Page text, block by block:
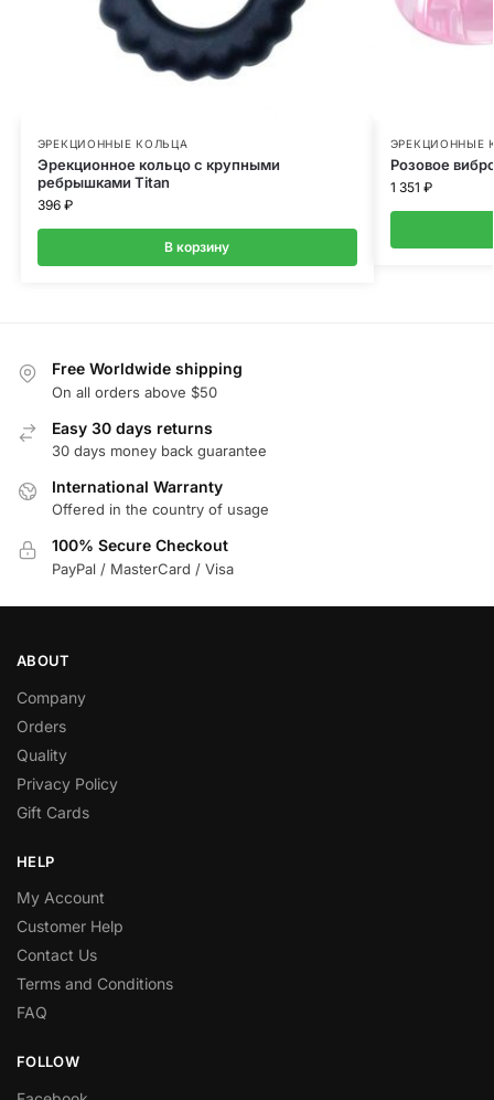
ЭРЕКЦИОННЫЕ КОЛЬЦА
Эрекционное кольцо с крупными
ребрышками Titan
396 ₽
В корзину
ЭРЕКЦИОННЫЕ
Розовое
1 351 ₽
Free Worldwide shipping
On all orders above $50
Easy 30 days returns
30 days money back guarantee
International Warranty
Offered in the country of usage
100% Secure Checkout
PayPal / MasterCard / Visa
ABOUT
Company
Orders
Quality
Privacy Policy
Gift Cards
HELP
My Account
Customer Help
Contact Us
Terms and Conditions
FAQ
FOLLOW